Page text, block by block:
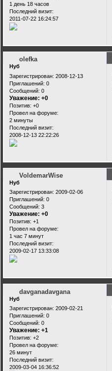
1 день 18 часов
Последний визит:
2011-07-22 16:24:57
olefka
Нуб
Зарегистрирован: 2008-12-13
Приглашений: 0
Сообщений: 0
Уважение: +0
Позитив: +0
Провел на форуме:
2 минуты
Последний визит:
2008-12-13 22:22:26
VoldemarWise
Нуб
Зарегистрирован: 2009-02-06
Приглашений: 0
Сообщений: 3
Уважение: +0
Позитив: +1
Провел на форуме:
1 час 7 минут
Последний визит:
2009-02-17 13:33:08
davganadavgana
Нуб
Зарегистрирован: 2009-02-21
Приглашений: 0
Сообщений: 0
Уважение: +1
Позитив: +2
Провел на форуме:
26 минут
Последний визит:
2009-03-04 16:36:52